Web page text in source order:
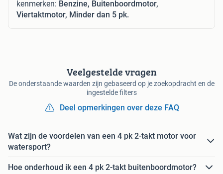
kenmerken: Benzine, Buitenboordmotor,
Viertaktmotor, Minder dan 5 pk.
Veelgestelde vragen
De onderstaande waarden zijn gebaseerd op je zoekopdracht en de
ingestelde filters
Deel opmerkingen over deze FAQ
Wat zijn de voordelen van een 4 pk 2-takt motor voor
watersport?
Hoe onderhoud ik een 4 pk 2-takt buitenboordmotor?